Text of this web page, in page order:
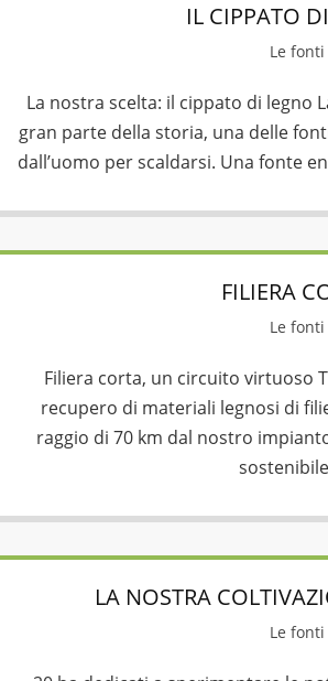
IL CIPPATO
Le fonti
La nostra scelta: il cippato di legno
gran parte della storia, una delle
dall’uomo per scaldarsi. Una fonte
FILIERA
Le fonti
Filiera corta, un circuito virtuoso
recupero di materiali legnosi di
raggio di 70 km dal nostro
LA NOSTRA
Le fonti